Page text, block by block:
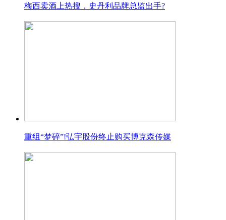
梅西卖酒上热搜，史丹利品牌总监出手?
重组“梦碎”!弘宇股份终止购买博克森传媒